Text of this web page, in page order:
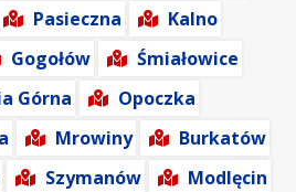
Pasieczna
Kalno
Gogołów
Śmiałowice
Górna
Opoczka
Mrowiny
Burkatów
Szymanów
Modlęcin